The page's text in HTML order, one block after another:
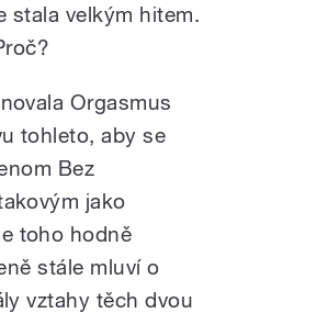
stala velkým hitem.
Orgasmus
tohleto, aby se
Bez
jako
toho hodně
stále mluví o
vztahy těch dvou